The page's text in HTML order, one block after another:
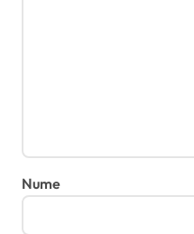
Nume